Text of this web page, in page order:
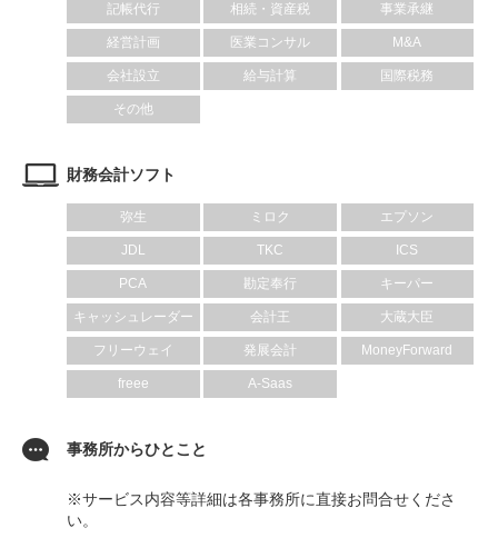
記帳代行 相続・資産税 事業承継
経営計画 医業コンサル M&A
会社設立 給与計算 国際税務
その他
財務会計ソフト
弥生 ミロク エプソン
JDL TKC ICS
PCA 勘定奉行 キーパー
キャッシュレーダー 会計王 大蔵大臣
フリーウェイ 発展会計 MoneyForward
freee A-Saas
事務所からひとこと
※サービス内容等詳細は各事務所に直接お問合せくださ
い。